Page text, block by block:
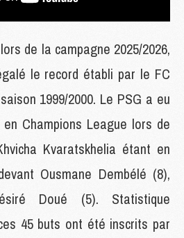
de la campagne 2025/2026,
le record établi par le FC
1999/2000. Le PSG a eu
Champions League lors de
Kvaratskhelia étant en
Ousmane Dembélé (8),
Doué (5). Statistique
45 buts ont été inscrits par